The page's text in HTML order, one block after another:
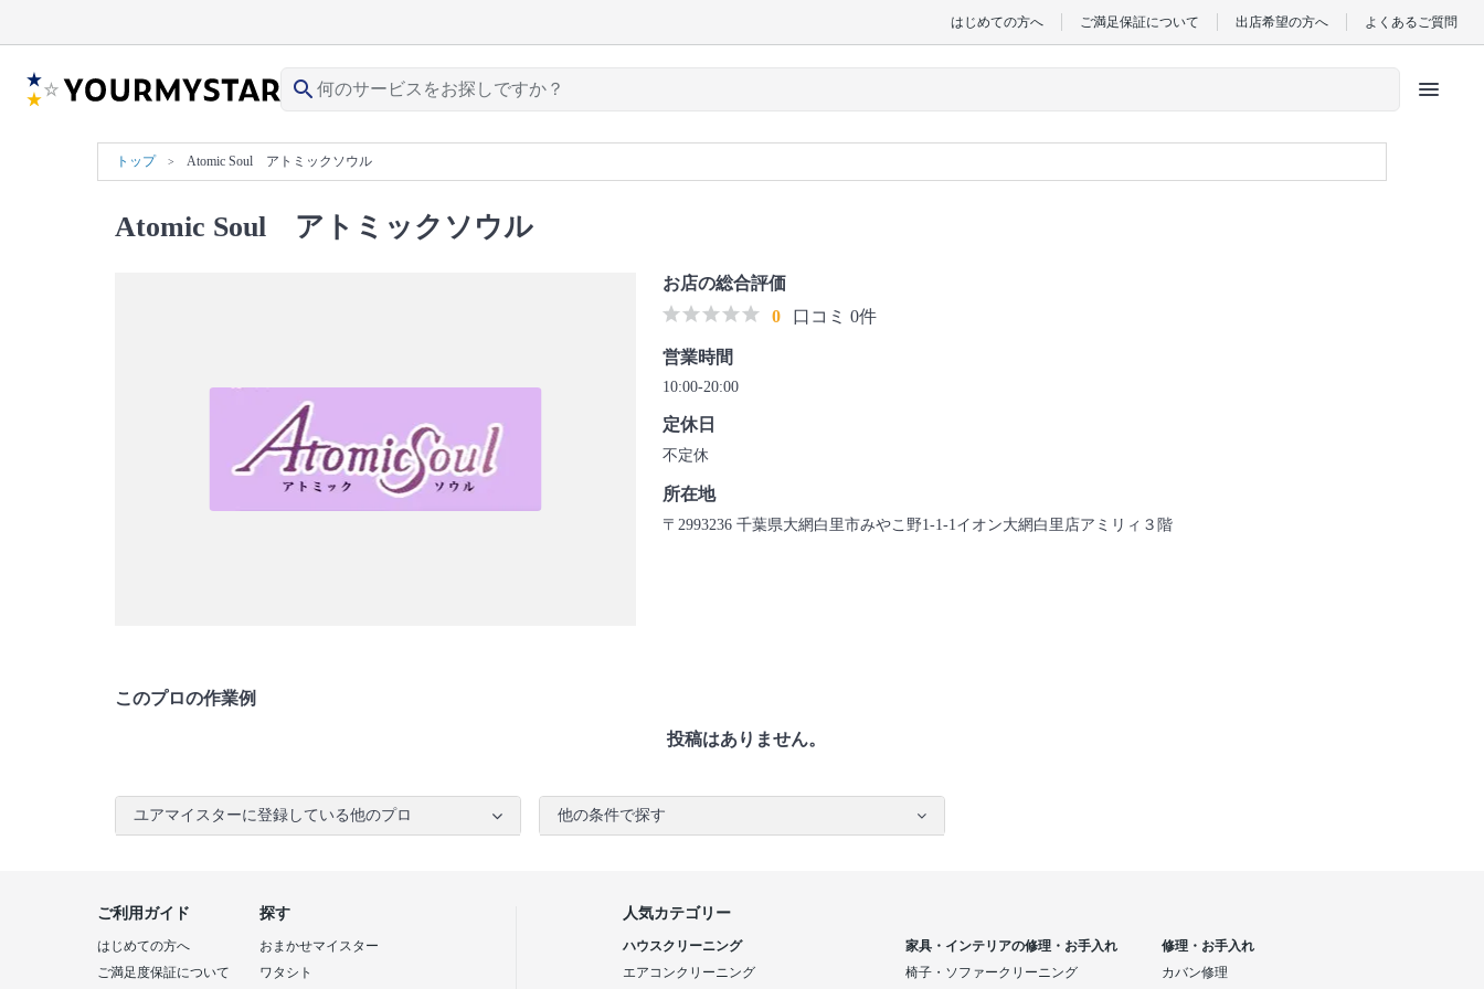
はじめての方へ ご満足保証について 出店希望の方へ よくあるご質問
search menu
トップ Atomic Soul アトミックソウル
Atomic Soul アトミックソウル
お店の総合評価
0
口コミ 0件
営業時間
10:00-20:00
定休日
不定休
所在地
〒2993236 千葉県大網白里市みやこ野1-1-1イオン大網白里店アミリィ３階
このプロの作業例
投稿はありません。
ユアマイスターに登録している他のプロ 他の条件で探す
探す
おまかせマイスター
ワタシト
ご利用ガイド
はじめての方へ
ご満足度保証について
人気カテゴリー
ハウスクリーニング
エアコンクリーニング
家具・インテリアの修理・お手入れ
椅子・ソファークリーニング
修理・お手入れ
カバン修理